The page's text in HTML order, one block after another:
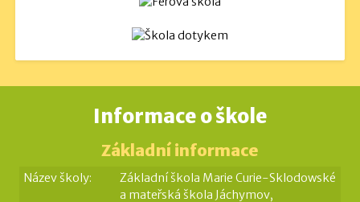
Informace o škole
Základní informace
Název školy:
Základní škola Marie Curie-Sklodowské
a mateřská škola Jáchymov,